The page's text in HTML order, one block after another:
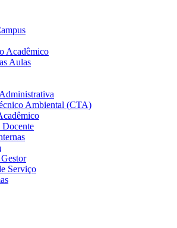
Acadêmico
Aulas
Ambiental (CTA)
Serviço